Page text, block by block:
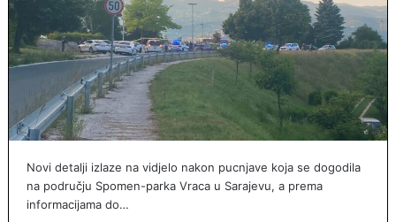
Novi detalji izlaze na vidjelo nakon pucnjave koja se dogodila
na području Spomen-parka Vraca u Sarajevu, a prema
informacijama do…